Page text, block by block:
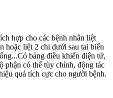
hợp cho các bệnh nhân liệt
hoặc liệt 2 chi dưới sau tai biến
bảng điều khiển điện tử,
phận có thể tùy chỉnh, động tác
quả tích cực cho người bệnh.